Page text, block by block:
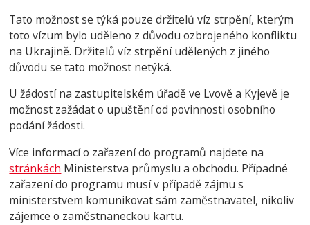
Tato možnost se týká pouze držitelů víz strpění, kterým
toto vízum bylo uděleno z důvodu ozbrojeného konfliktu
na Ukrajině. Držitelů víz strpění udělených z jiného
důvodu se tato možnost netýká.
U žádostí na zastupitelském úřadě ve Lvově a Kyjevě je
možnost zažádat o upuštění od povinnosti osobního
podání žádosti.
Více informací o zařazení do programů najdete na
stránkách Ministerstva průmyslu a obchodu. Případné
zařazení do programu musí v případě zájmu s
ministerstvem komunikovat sám zaměstnavatel, nikoliv
zájemce o zaměstnaneckou kartu.